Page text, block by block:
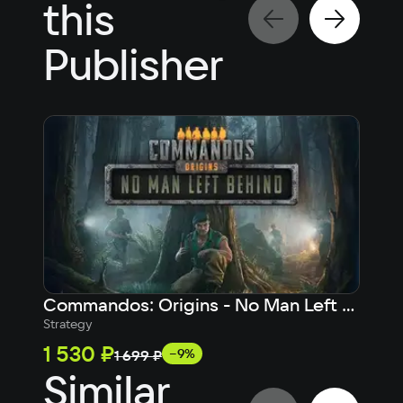
this
Publisher
Commandos: Origins - No Man Left Behind
Strategy
1 530 ₽1 699 ₽ −9%
Similar